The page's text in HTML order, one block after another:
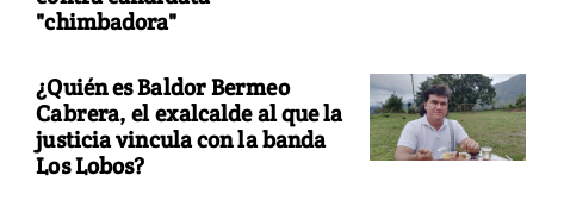
"chimbadora"
¿Quién es Baldor Bermeo
Cabrera, el exalcalde al que la
justicia vincula con la banda
Los Lobos?